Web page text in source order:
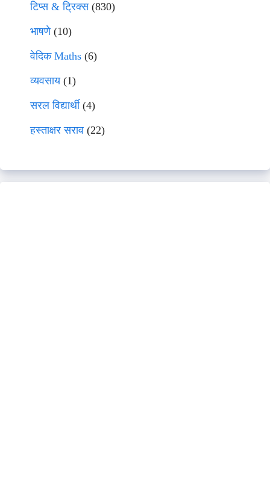
टिप्स & ट्रिक्स(830)
भाषणे(10)
वेदिक Maths (6)
व्यवसाय(1)
सरल विद्यार्थी(4)
हस्ताक्षर सराव (22)